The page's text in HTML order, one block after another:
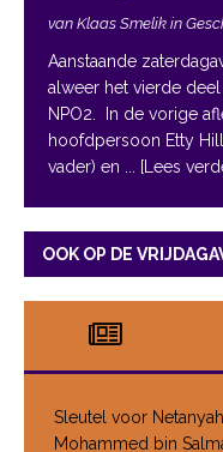
van Klaas Smelik in
Aanstaande
alweer het vierde deel
NPO2. In de vorige
hoofdpersoon Etty
vader) en
... [Lees
OOK OP DE
Sleutel voor
Mohammed bin